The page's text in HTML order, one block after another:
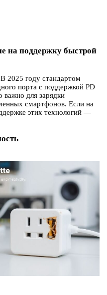
на поддержку быстрой
2025 году стандартом
порта с поддержкой PD
важно для зарядки
смартфонов. Если на
этих технологий —